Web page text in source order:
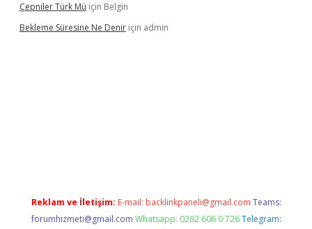
Çepniler Türk Mü için Belgin
Bekleme Süresine Ne Denir için admin
Reklam ve İletişim: E-mail: backlinkpaneli@gmail.com Teams:
forumhizmeti@gmail.com Whatsapp: 0262 606 0 726 Telegram: